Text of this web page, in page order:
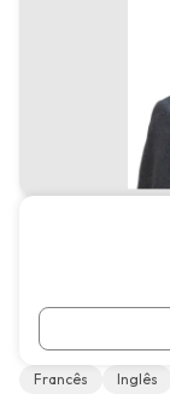
Francês Inglês